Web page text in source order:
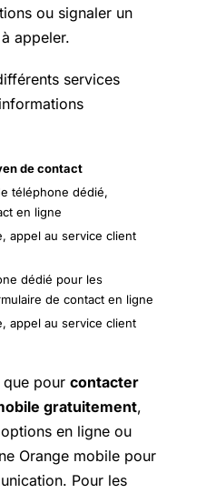
ou signaler un
appeler.
services
de contact
téléphone dédié,
en ligne
appel au service client
dédié pour les
de contact en ligne
appel au service client
pour contacter
gratuitement,
en ligne ou
Orange mobile pour
Pour les